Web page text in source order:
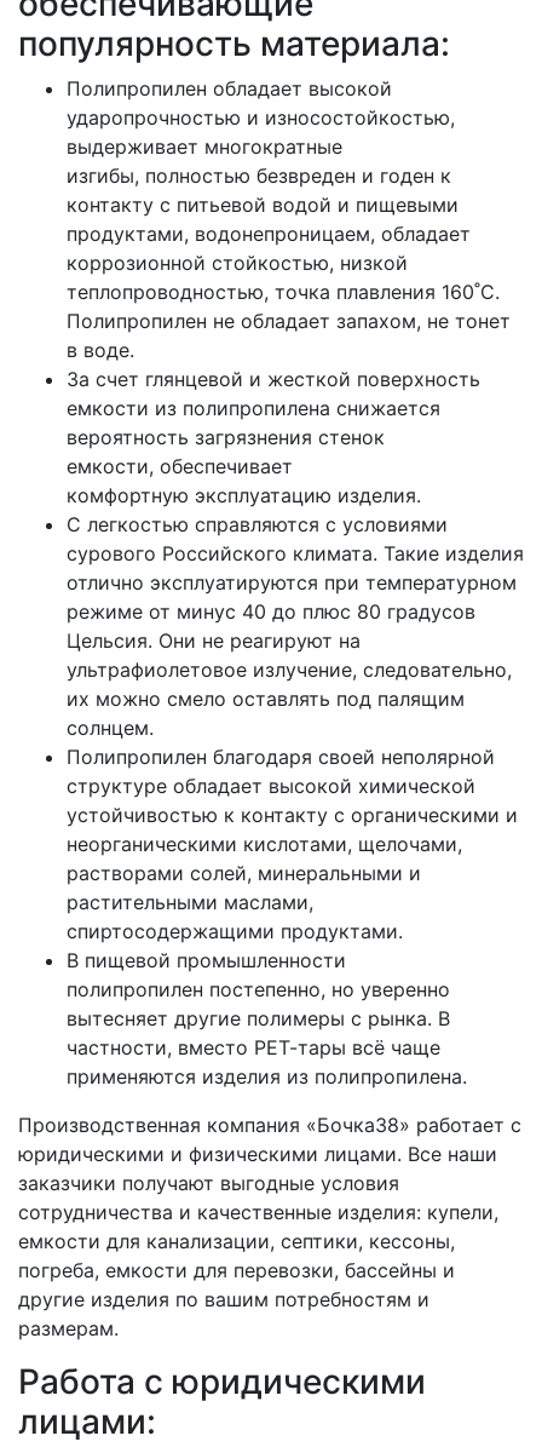
популярность материала:
Полипропилен обладает высокой
ударопрочностью и износостойкостью,
выдерживает многократные
изгибы, полностью безвреден и годен к
контакту с питьевой водой и пищевыми
продуктами, водонепроницаем, обладает
коррозионной стойкостью, низкой
теплопроводностью, точка плавления 160˚С.
Полипропилен не обладает запахом, не тонет
в воде.
За счет глянцевой и жесткой поверхность
емкости из полипропилена снижается
вероятность загрязнения стенок
емкости, обеспечивает
комфортную эксплуатацию изделия.
С легкостью справляются с условиями
сурового Российского климата. Такие изделия
отлично эксплуатируются при температурном
режиме от минус 40 до плюс 80 градусов
Цельсия. Они не реагируют на
ультрафиолетовое излучение, следовательно,
их можно смело оставлять под палящим
солнцем.
Полипропилен благодаря своей неполярной
структуре обладает высокой химической
устойчивостью к контакту с органическими и
неорганическими кислотами, щелочами,
растворами солей, минеральными и
растительными маслами,
спиртосодержащими продуктами.
В пищевой промышленности
полипропилен постепенно, но уверенно
вытесняет другие полимеры с рынка. В
частности, вместо РЕТ-тары всё чаще
применяются изделия из полипропилена.
Производственная компания «Бочка38» работает с
юридическими и физическими лицами. Все наши
заказчики получают выгодные условия
сотрудничества и качественные изделия: купели,
емкости для канализации, септики, кессоны,
погреба, емкости для перевозки, бассейны и
другие изделия по вашим потребностям и
размерам.
Работа с юридическими
лицами: